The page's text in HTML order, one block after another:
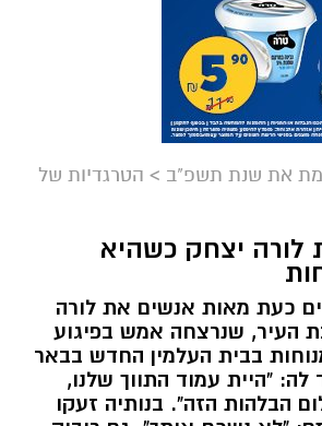
את שנת תשפ"ב > הטרגדיות של
לורה יצחק כשהיא
כעת מאות אנשים את לורה
העיר, שנרצחה אמש בפיגוע
בבית העלמין החדש בבאר
"היית עמוד התווך שלנו,
הבלהות הזה". בנותיה זעקו